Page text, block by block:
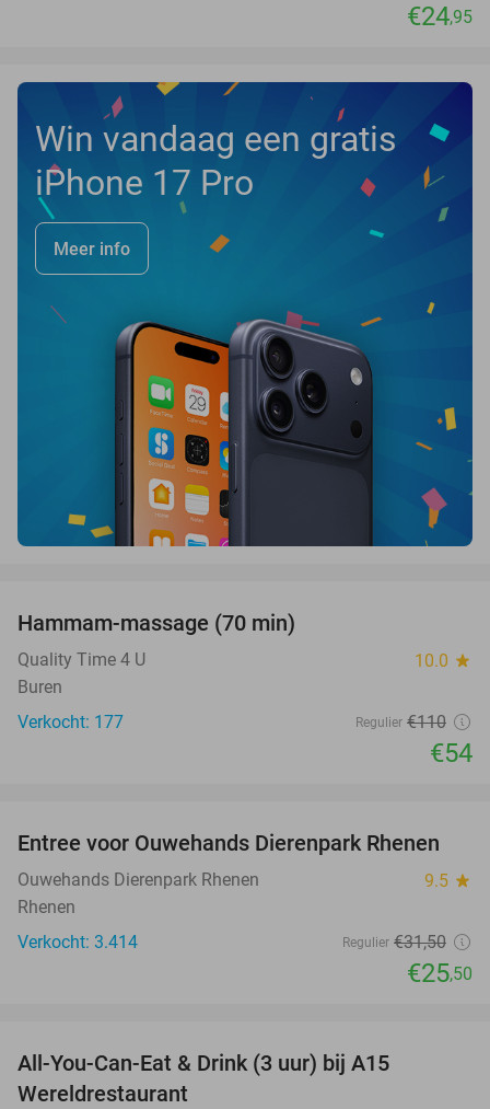
€24,95
Win vandaag een gratis
iPhone 17 Pro
Meer info
Hammam-massage (70 min)
Quality Time 4 U 10.0 star
Buren
Verkocht: 177
Regulier €110
€54
19%
Entree voor Ouwehands Dierenpark Rhenen
Ouwehands Dierenpark Rhenen 9.5 star
Rhenen
Verkocht: 3.414
Regulier €31,50
€25,50
All-You-Can-Eat & Drink (3 uur) bij A15
Wereldrestaurant